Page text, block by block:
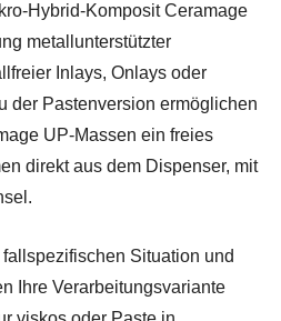
Hybrid-Komposit Ceramage
metallunterstützter
Inlays, Onlays oder
der Pastenversion ermöglichen
UP-Massen ein freies
direkt aus dem Dispenser, mit
Situation und
Ihre Verarbeitungsvariante